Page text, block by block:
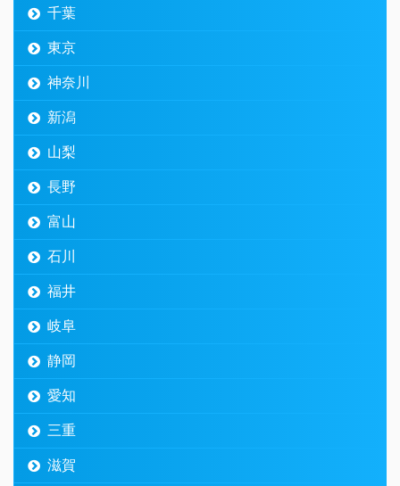
千葉
東京
神奈川
新潟
山梨
長野
富山
石川
福井
岐阜
静岡
愛知
三重
滋賀